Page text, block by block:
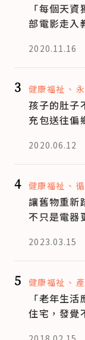
「每個天
部電影走入
2020.11.16
3 健康福祉
孩子的肚子
充包送往偏
2020.06.12
4 健康福祉
讓舊物重
不只是電器
2023.03.15
5 健康福祉
「老年生
住宅，發覺